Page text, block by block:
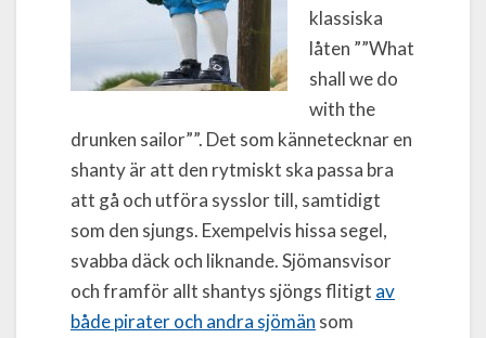
klassiska
låten ””What
shall we do
with the
drunken sailor””. Det som kännetecknar en
shanty är att den rytmiskt ska passa bra
att gå och utföra sysslor till, samtidigt
som den sjungs. Exempelvis hissa segel,
svabba däck och liknande. Sjömansvisor
och framför allt shantys sjöngs flitigt av
både pirater och andra sjömän som